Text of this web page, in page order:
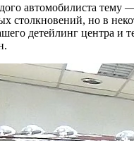
автомобилиста тему
столкновений, но в
детейлинг центра и